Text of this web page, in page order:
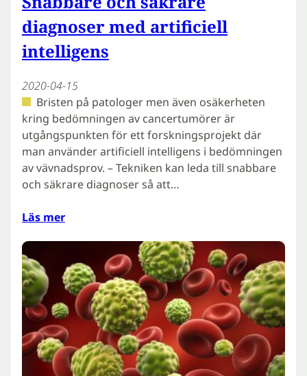
diagnoser med artificiell
intelligens
2020-04-15
Bristen på patologer men även osäkerheten
kring bedömningen av cancertumörer är
utgångspunkten för ett forskningsprojekt där
man använder artificiell intelligens i bedömningen
av vävnadsprov. – Tekniken kan leda till snabbare
och säkrare diagnoser så att…
Läs mer